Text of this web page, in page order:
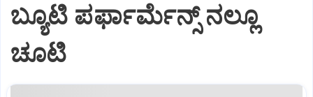
ಬ್ಯೂಟಿ ಪರ್ಫಾರ್ಮೆನ್ಸ್ ನಲ್ಲೂ
ಚೂಟಿ